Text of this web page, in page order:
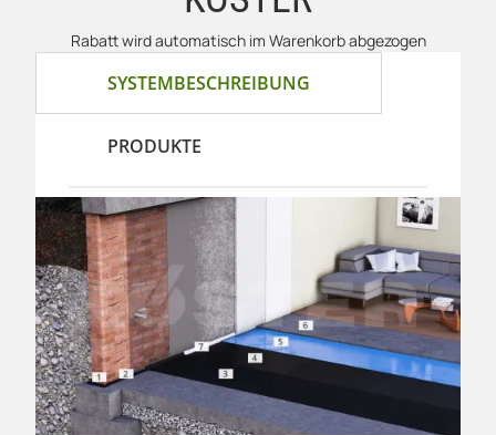
Rabatt wird automatisch im Warenkorb abgezogen
SYSTEMBESCHREIBUNG
PRODUKTE